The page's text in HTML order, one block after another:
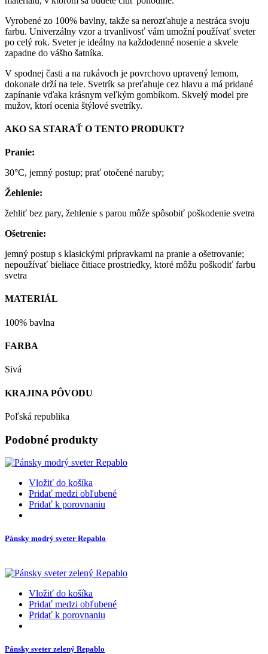
Vyrobené zo 100% bavlny, takže sa nerozťahuje a nestráca svoju
farbu. Univerzálny vzor a trvanlivosť vám umožní používať sveter
po celý rok. Sveter je ideálny na každodenné nosenie a skvele
zapadne do vášho šatníka.
V spodnej časti a na rukávoch je povrchovo upravený lemom,
dokonale drží na tele. Svetrík sa preťahuje cez hlavu a má pridané
zapínanie vďaka krásnym veľkým gombíkom. Skvelý model pre
mužov, ktorí ocenia štýlové svetríky.
AKO SA STARAŤ O TENTO PRODUKT?
Pranie:
30°C, jemný postup; prať otočené naruby;
Žehlenie:
žehliť bez pary, žehlenie s parou môže spôsobiť poškodenie svetra
Ošetrenie:
jemný postup s klasickými prípravkami na pranie a ošetrovanie;
nepoužívať bieliace čitiace prostriedky, ktoré môžu poškodiť farbu
svetra
MATERIÁL
100% bavlna
FARBA
Sivá
KRAJINA PÔVODU
Poľská republika
Podobné produkty
Vložiť do košíka
Pridať medzi obľubené
Pridať k porovnaniu
Pánsky modrý sveter Repablo
Vložiť do košíka
Pridať medzi obľubené
Pridať k porovnaniu
Pánsky sveter zelený Repablo